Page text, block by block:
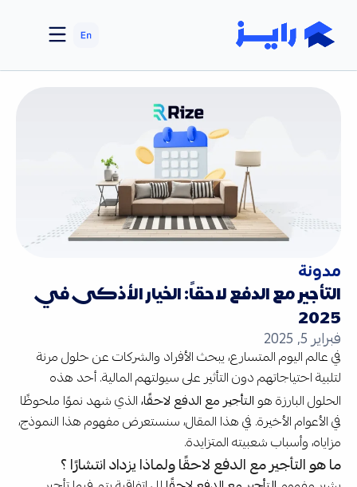
مدونة
التأجير مع الدفع لاحقاً: الخيار الأذكى في
2025
فبراير 5, 2025
في عالم اليوم المتسارع، يبحث الأفراد والشركات عن حلول مرنة
لتلبية احتياجاتهم دون التأثير على سيولتهم المالية. أحد هذه
الحلول البارزة هو التأجير مع الدفع لاحقًا، الذي شهد نموًا ملحوظًا
في الأعوام الأخيرة. في هذا المقال، سنستعرض مفهوم هذا النموذج،
مزاياه، وأسباب شعبيته المتزايدة.
ما هو التأجير مع الدفع لاحقًا ولماذا يزداد انتشارًا ؟